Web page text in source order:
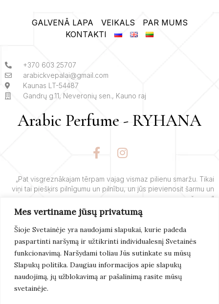
Mes vertiname jūsų privatumą
Šioje Svetainėje yra naudojami slapukai, kurie padeda
paspartinti naršymą ir užtikrinti individualesnį Svetainės
funkcionavimą. Naršydami toliau Jūs sutinkate su mūsų
Slapukų politika. Daugiau informacijos apie slapukų
naudojimą, jų užblokavimą ar pašalinimą rasite mūsų
svetainėje.
GALVENĀ LAPA VEIKALS
PAR MUMS
KONTAKTI
+370 603 25707
arabickvepalai@gmail.com
Kaunas LT-54487
Gandrų g.11, Neveronių sen., Kauno raj
Arabic Perfume - RYHANA
F
a
e
b
o
k
-
f
I
n
t
a
g
r
a
m
„Pat visgreznākajam tērpam vajag vismaz pilienu smaržu. Tikai
viņi tai piešķirs pilnīgumu un pilnību, un jūs pievienosit šarmu un
šarmu.“
Lasīt